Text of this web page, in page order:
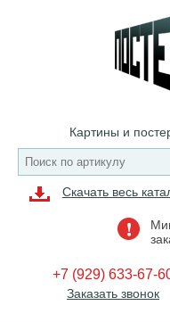
Картины и
Скачать весь
+7 (929) 633-67-
Заказать звонок